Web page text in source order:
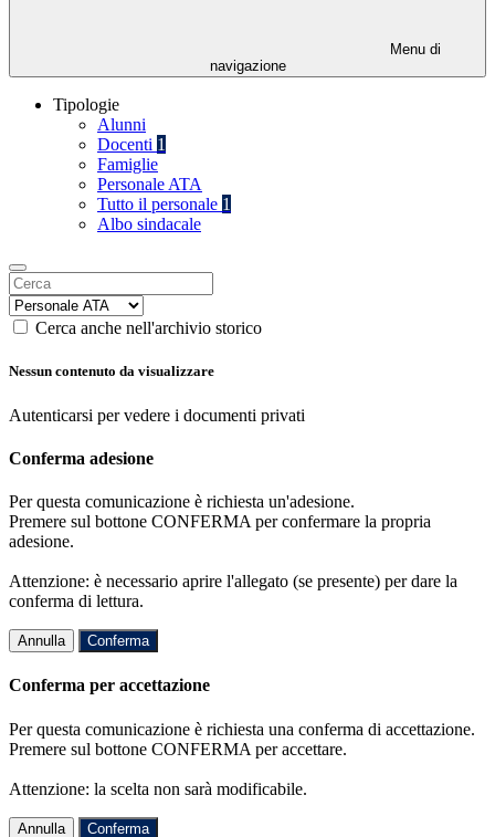
Menu di
navigazione
Tipologie
Alunni
Docenti 1
Famiglie
Personale ATA
Tutto il personale 1
Albo sindacale
Cerca anche nell'archivio storico
Nessun contenuto da visualizzare
Autenticarsi per vedere i documenti privati
Conferma adesione
Per questa comunicazione è richiesta un'adesione.
Premere sul bottone CONFERMA per confermare la propria
adesione.
Attenzione: è necessario aprire l'allegato (se presente) per dare la
conferma di lettura.
Annulla Conferma
Conferma per accettazione
Per questa comunicazione è richiesta una conferma di accettazione.
Premere sul bottone CONFERMA per accettare.
Attenzione: la scelta non sarà modificabile.
Annulla Conferma